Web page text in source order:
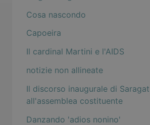
Cosa nascondo
Capoeira
Il cardinal Martini e l'AIDS
notizie non allineate
Il discorso inaugurale di Saragat
all'assemblea costituente
Danzando 'adios nonino'